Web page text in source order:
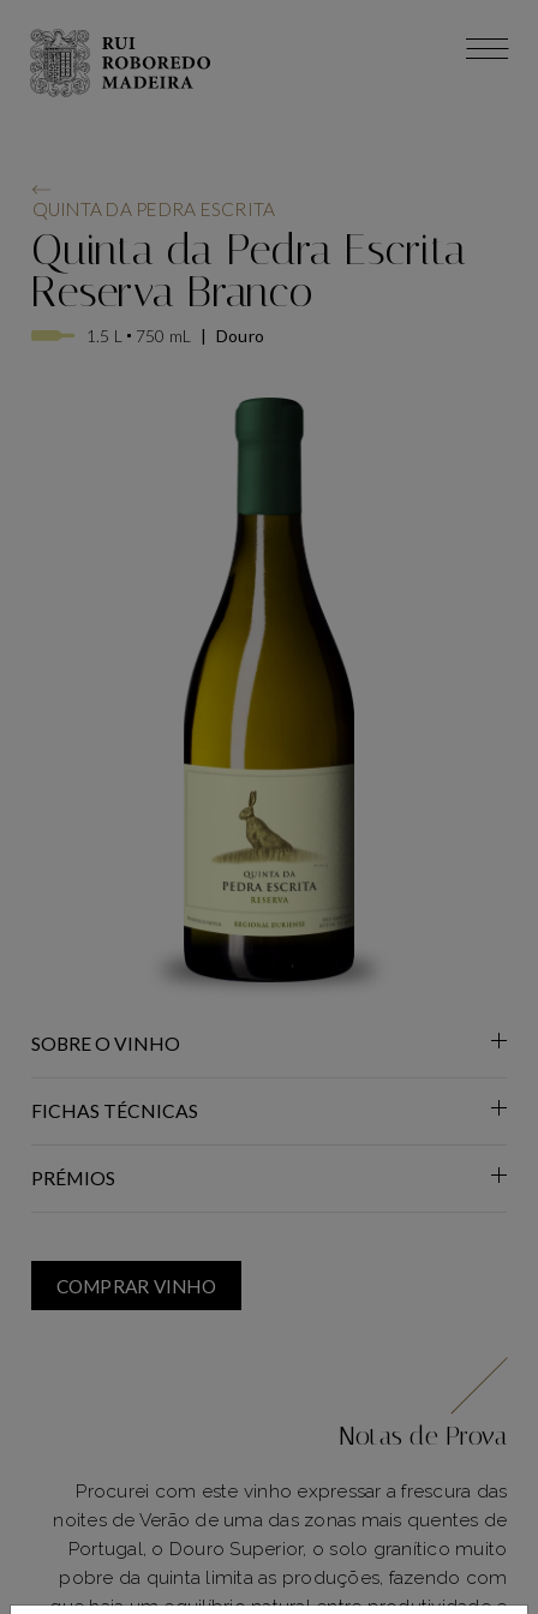
QUINTA DA PEDRA ESCRITA
Quinta da Pedra Escrita
Reserva Branco
1.5 L 750 mL | Douro
SOBRE O VINHO
FICHAS TÉCNICAS
PRÉMIOS
COMPRAR VINHO
Notas de Prova
Procurei com este vinho expressar a frescura das
noites de Verão de uma das zonas mais quentes de
Portugal, o Douro Superior, o solo granítico muito
pobre da quinta limita as produções, fazendo com
que haja um equilíbrio natural entre produtividade e